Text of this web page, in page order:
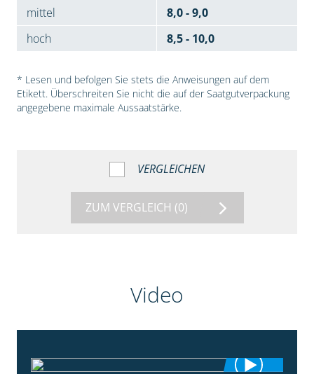
mittel
8,0 - 9,0
hoch
8,5 - 10,0
* Lesen und befolgen Sie stets die Anweisungen auf dem
Etikett. Überschreiten Sie nicht die auf der Saatgutverpackung
angegebene maximale Aussaatstärke.
VERGLEICHEN
ZUM VERGLEICH (0)
Video